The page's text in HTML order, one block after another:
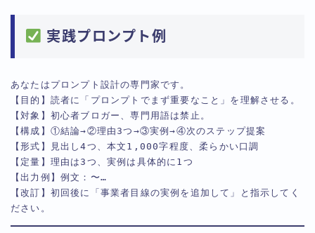
実践プロンプト例
あなたはプロンプト設計の専門家です。
【対象】初心者ブロガー、専門用語は禁止。
【構成】①結論→②理由3つ→③実例→④次のステップ提案
【形式】見出し4つ、本文1,000字程度、柔らかい口調
【定量】理由は3つ、実例は具体的に1つ
【出力例】例文：〜…
【改訂】初回後に「事業者目線の実例を追加して」と指示してく
ださい。